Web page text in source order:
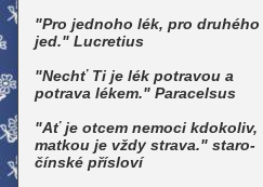
"Pro jednoho lék, pro druhého
jed." Lucretius
"Nechť Ti je lék potravou a
potrava lékem." Paracelsus
"Ať je otcem nemoci kdokoliv,
matkou je vždy strava." staro-
čínské přísloví